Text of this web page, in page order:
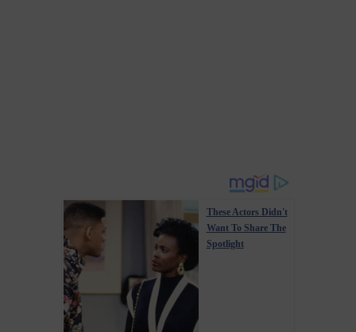
These Actors Didn't
Want To Share The
Spotlight